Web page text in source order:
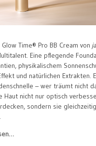
Time® Pro BB Cream von
Eine pflegende
physikalischem
und natürlichen Extrakten.
– wer träumt nicht
Haut nicht nur optisch
sondern sie